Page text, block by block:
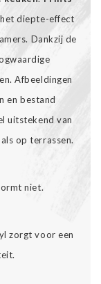
diepte-effect
Dankzij de
Afbeeldingen
en bestand
uitstekend van
op terrassen.
niet.
zorgt voor een